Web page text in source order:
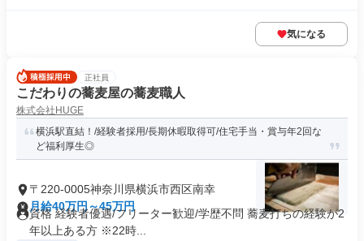
気になる
正社員
こだわりの蕎麦屋の蕎麦職人
株式会社HUGE
横浜駅直結！/経験者採用/長期休暇取得可/住宅手当・賞与年2回な
ど福利厚生◎
〒220-0005神奈川県横浜市西区南幸
月給40万円～45万円
資格 経験者優遇/フリーター歓迎/学歴不問 蕎麦打ちの経験が2
年以上ある方 ※22時...